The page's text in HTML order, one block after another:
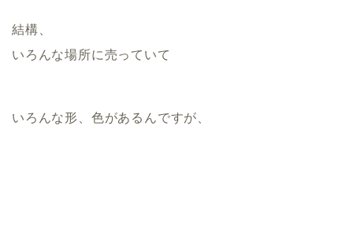
結構、
いろんな場所に売っていて
いろんな形、色があるんですが、